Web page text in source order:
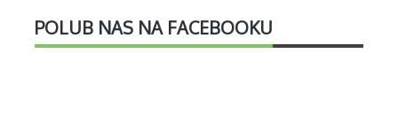
POLUB NAS NA FACEBOOKU